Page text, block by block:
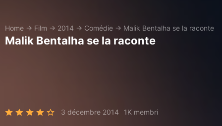
Home → Film → 2014 → Comédie → Malik Bentalha se la raconte
Malik Bentalha se la raconte
3 décembre 2014 1K membri